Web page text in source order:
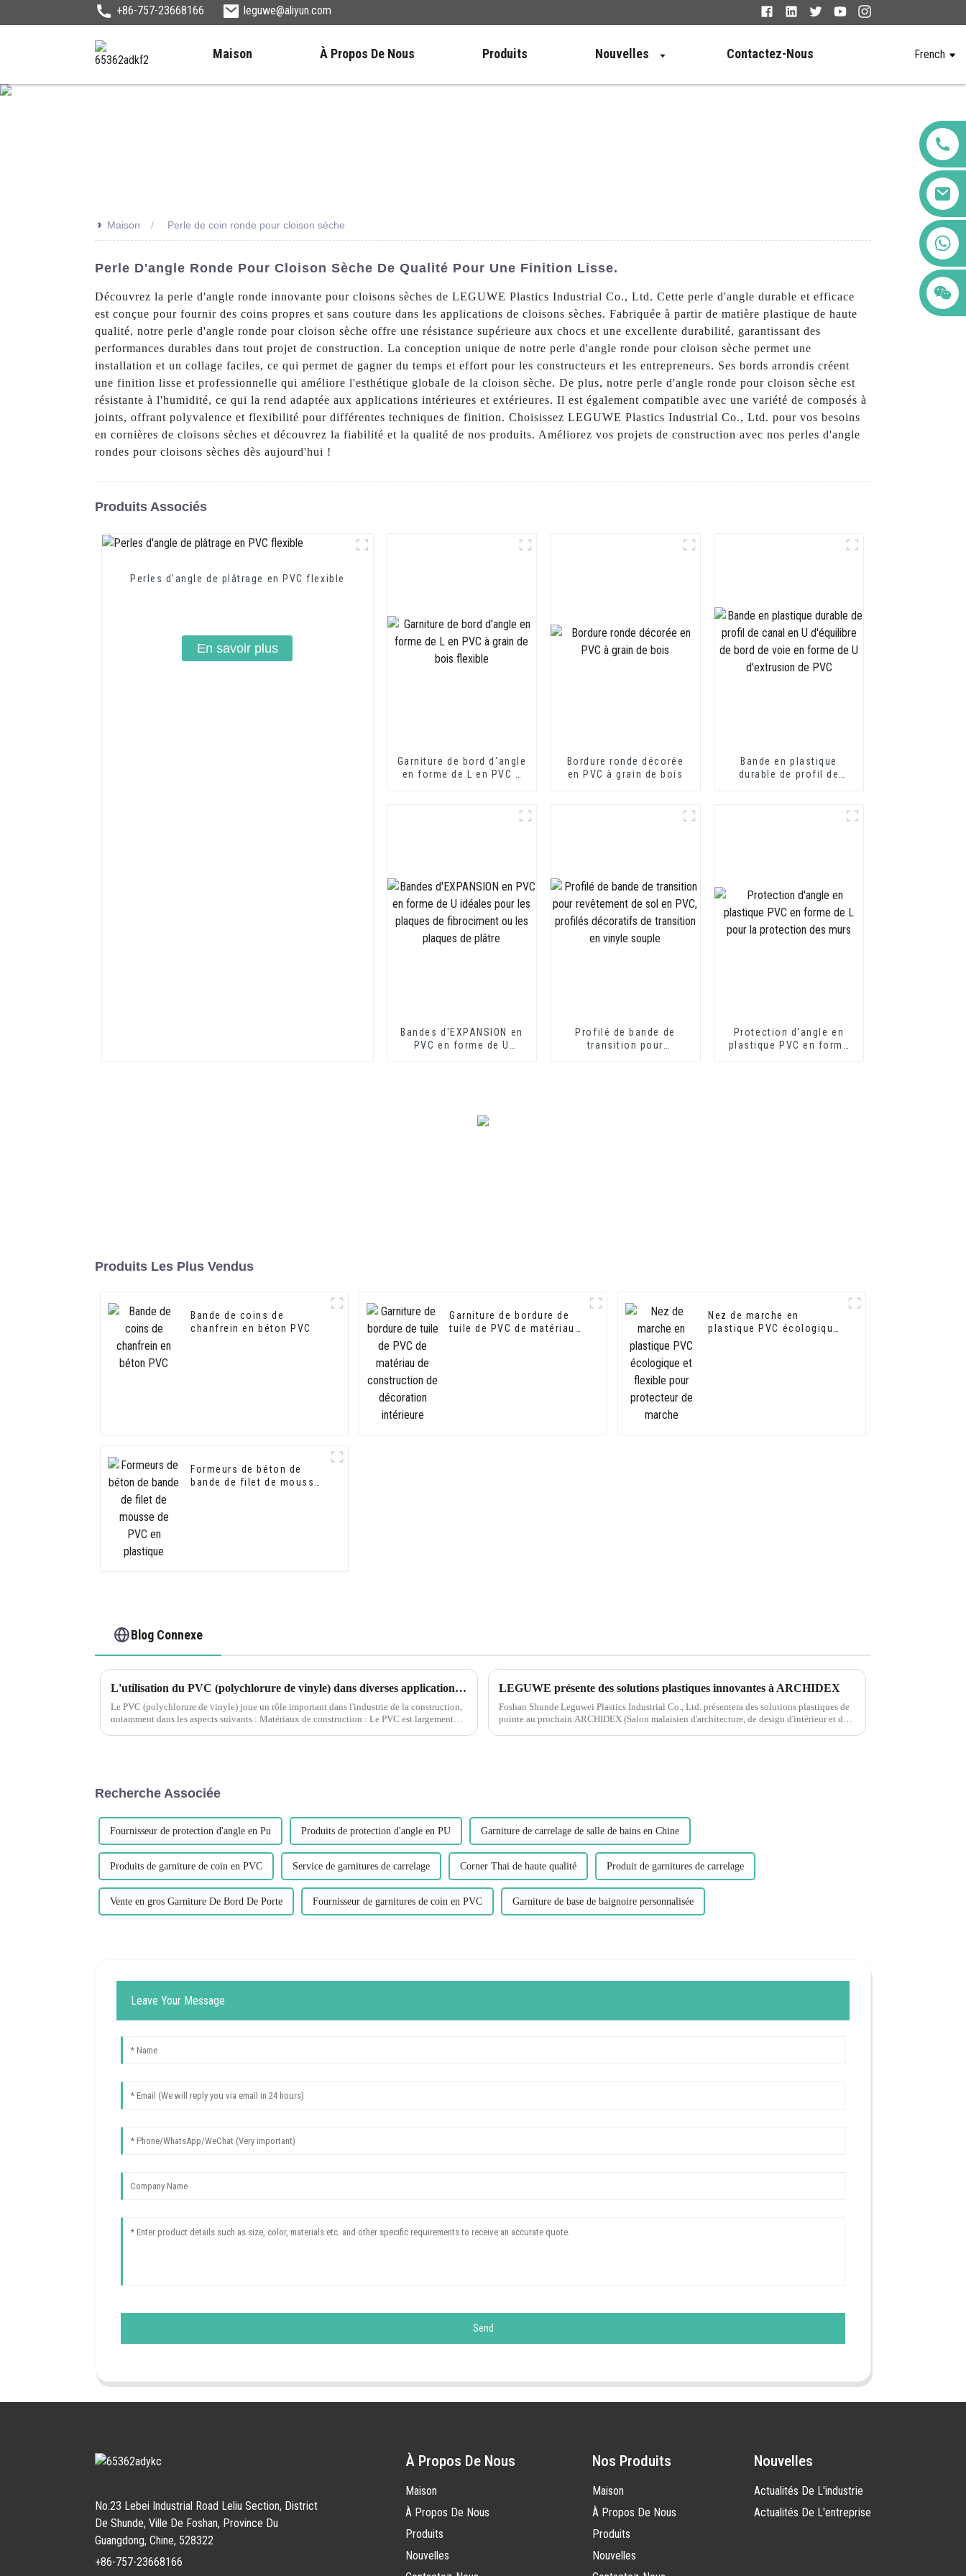
+86-757-23668166 leguwe@aliyun.com
Maison À Propos De Nous Produits Nouvelles Contactez-Nous French
+86 123456789122
>> Maison Perle de coin ronde pour cloison sèche
Perle D'angle Ronde Pour Cloison Sèche De Qualité Pour Une Finition Lisse.
Découvrez la perle d'angle ronde innovante pour cloisons sèches de LEGUWE Plastics Industrial Co., Ltd. Cette perle d'angle durable et efficace
est conçue pour fournir des coins propres et sans couture dans les applications de cloisons sèches. Fabriquée à partir de matière plastique de haute
qualité, notre perle d'angle ronde pour cloison sèche offre une résistance supérieure aux chocs et une excellente durabilité, garantissant des
performances durables dans tout projet de construction. La conception unique de notre perle d'angle ronde pour cloison sèche permet une
installation et un collage faciles, ce qui permet de gagner du temps et effort pour les constructeurs et les entrepreneurs. Ses bords arrondis créent
une finition lisse et professionnelle qui améliore l'esthétique globale de la cloison sèche. De plus, notre perle d'angle ronde pour cloison sèche est
résistante à l'humidité, ce qui la rend adaptée aux applications intérieures et extérieures. Il est également compatible avec une variété de composés à
joints, offrant polyvalence et flexibilité pour différentes techniques de finition. Choisissez LEGUWE Plastics Industrial Co., Ltd. pour vos besoins
en cornières de cloisons sèches et découvrez la fiabilité et la qualité de nos produits. Améliorez vos projets de construction avec nos perles d'angle
rondes pour cloisons sèches dès aujourd'hui !
Produits Associés
Perles d'angle de plâtrage en PVC flexible
En savoir plus
Garniture de bord d'angle
en forme de L en PVC à
Bordure ronde décorée
en PVC à grain de bois
Bande en plastique
durable de profil de
Bandes d'EXPANSION en
PVC en forme de U
Profilé de bande de
transition pour
Protection d'angle en
plastique PVC en forme
Produits Les Plus Vendus
Bande de coins de
chanfrein en béton PVC
Garniture de bordure de
tuile de PVC de matériau
Nez de marche en
plastique PVC écologique
Formeurs de béton de
bande de filet de mousse
Blog Connexe
L'utilisation du PVC (polychlorure de vinyle) dans diverses applications a eu un impact significatif sur l'industrie de la construction.
Le PVC (polychlorure de vinyle) joue un rôle important dans l'industrie de la construction,
notamment dans les aspects suivants : Matériaux de construction : Le PVC est largement
LEGUWE présente des solutions plastiques innovantes à ARCHIDEX
Foshan Shunde Leguwei Plastics Industrial Co., Ltd. présentera des solutions plastiques de
pointe au prochain ARCHIDEX (Salon malaisien d'architecture, de design d'intérieur et de
Recherche Associée
Fournisseur de protection d'angle en Pu Produits de protection d'angle en PU Garniture de carrelage de salle de bains en Chine
Produits de garniture de coin en PVC Service de garnitures de carrelage Corner Thai de haute qualité Produit de garnitures de carrelage
Vente en gros Garniture De Bord De Porte Fournisseur de garnitures de coin en PVC Garniture de base de baignoire personnalisée
Leave Your Message
Send
No.23 Lebei Industrial Road Leliu Section, District
De Shunde, Ville De Foshan, Province Du
Guangdong, Chine, 528322
+86-757-23668166
À Propos De Nous
Maison
À Propos De Nous
Produits
Nouvelles
Nos Produits
Maison
À Propos De Nous
Produits
Nouvelles
Nouvelles
Actualités De L'industrie
Actualités De L'entreprise